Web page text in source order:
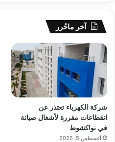
آخر ماحُرر
شركة الكهرباء تعتذر عن
انقطاعات مقررة لأشغال صيانة
في نواكشوط
أغسطس 5, 2026